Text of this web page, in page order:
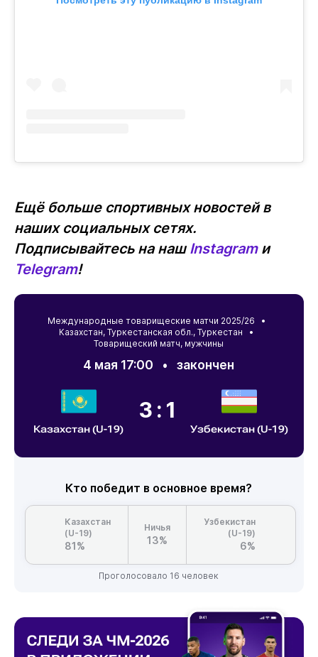
Ещё больше спортивных новостей в
наших социальных сетях.
Подписывайтесь на нашInstagramи
Telegram!
Международные товарищеские матчи 2025/26 •
Казахстан,Туркестанская обл.,Туркестан •
Товарищеский матч, мужчины
4 мая 17:00 •закончен
Казахстан (U-19)
3:1
Узбекистан (U-19)
Кто победит в основное время?
Казахстан
(U-19)
81%
Ничья
13%
Узбекистан
(U-19)
6%
Проголосовало 16 человек